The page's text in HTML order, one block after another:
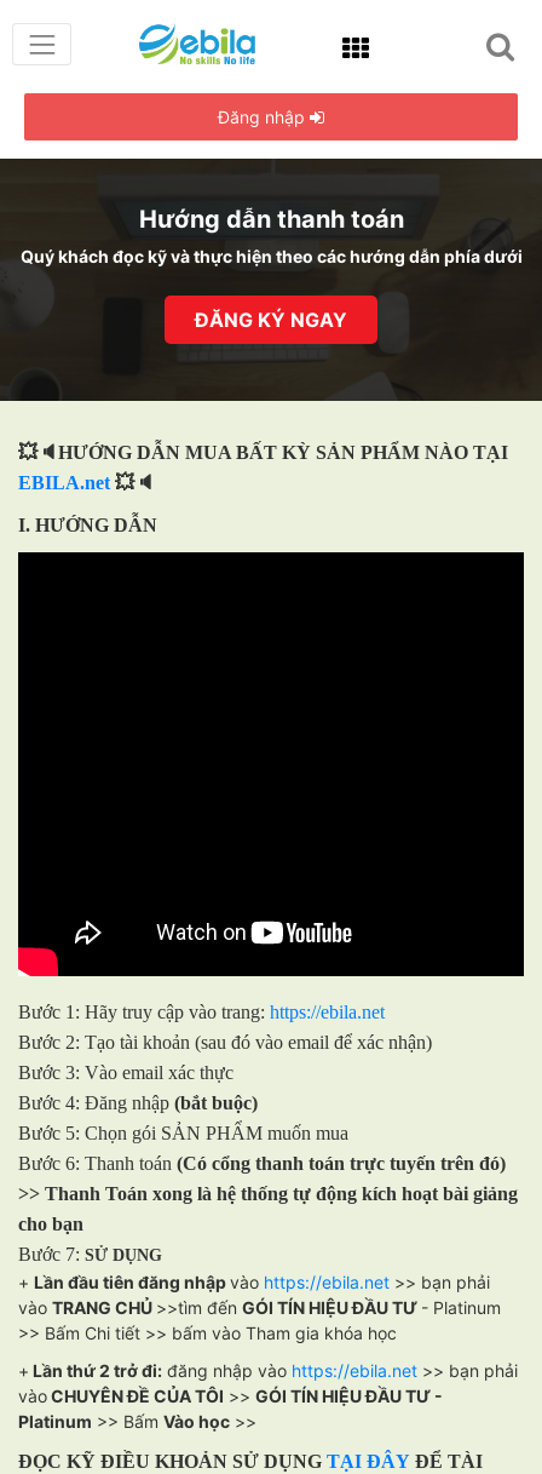
Đăng nhập
Hướng dẫn thanh toán
Quý khách đọc kỹ và thực hiện theo các hướng dẫn phía dưới
ĐĂNG KÝ NGAY
💥🔈HƯỚNG DẪN MUA BẤT KỲ SẢN PHẨM NÀO TẠI
EBILA.net 💥🔈
I. HƯỚNG DẪN
Bước 1: Hãy truy cập vào trang: https://ebila.net
Bước 2: Tạo tài khoản (sau đó vào email để xác nhận)
Bước 3: Vào email xác thực
Bước 4: Đăng nhập (bắt buộc)
Bước 5: Chọn gói SẢN PHẨM muốn mua
Bước 6: Thanh toán (Có cổng thanh toán trực tuyến trên đó)
>> Thanh Toán xong là hệ thống tự động kích hoạt bài giảng
cho bạn
Bước 7: SỬ DỤNG
+ Lần đầu tiên đăng nhậpvào https://ebila.net >> bạn phải
vào TRANG CHỦ >>tìm đến GÓI TÍN HIỆU ĐẦU TƯ - Platinum
>> Bấm Chi tiết >> bấm vào Tham gia khóa học
+ Lần thứ 2 trở đi: đăng nhập vào https://ebila.net >> bạn phải
vàoCHUYÊN ĐỀ CỦA TÔI >> GÓI TÍN HIỆU ĐẦU TƯ -
Platinum >> Bấm Vào học >>
ĐỌC KỸ ĐIỀU KHOẢN SỬ DỤNG TẠI ĐÂY ĐỂ TÀI